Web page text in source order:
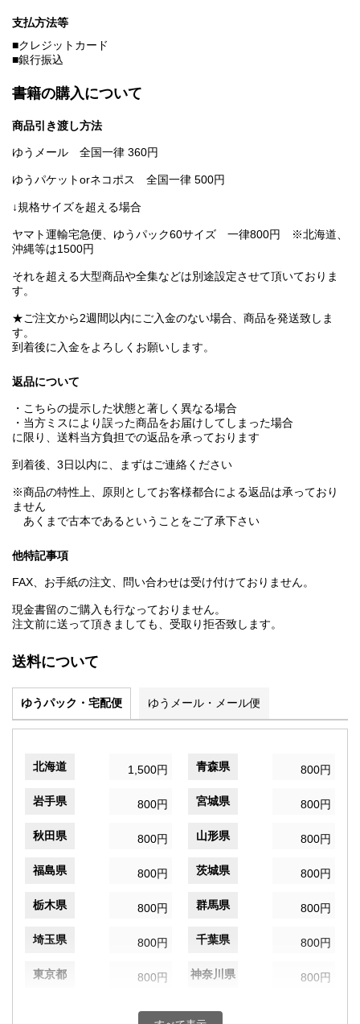
支払方法等
■クレジットカード
■銀行振込
書籍の購入について
商品引き渡し方法
ゆうメール 全国一律 360円
ゆうパケットorネコポス 全国一律 500円
↓規格サイズを超える場合
ヤマト運輸宅急便、ゆうパック60サイズ 一律800円 ※北海道、
沖縄等は1500円
それを超える大型商品や全集などは別途設定させて頂いておりま
す。
★ご注文から2週間以内にご入金のない場合、商品を発送致しま
す。
到着後に入金をよろしくお願いします。
返品について
・こちらの提示した状態と著しく異なる場合
・当方ミスにより誤った商品をお届けしてしまった場合
に限り、送料当方負担での返品を承っております
到着後、3日以内に、まずはご連絡ください
※商品の特性上、原則としてお客様都合による返品は承っており
ません
あくまで古本であるということをご了承下さい
他特記事項
FAX、お手紙の注文、問い合わせは受け付けておりません。
現金書留のご購入も行なっておりません。
注文前に送って頂きましても、受取り拒否致します。
送料について
ゆうパック・宅配便 ゆうメール・メール便
北海道 1,500円 青森県 800円
岩手県 800円 宮城県 800円
秋田県 800円 山形県 800円
福島県 800円 茨城県 800円
栃木県 800円 群馬県 800円
埼玉県 800円 千葉県 800円
東京都 800円 神奈川県 800円
800円 富山県